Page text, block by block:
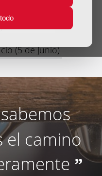
comentario
(5 de Junio)
el camino
”